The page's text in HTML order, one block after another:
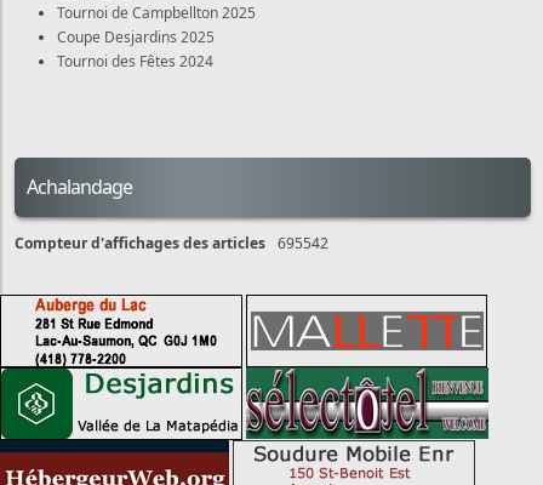
Tournoi de Campbellton 2025
Coupe Desjardins 2025
Tournoi des Fêtes 2024
Achalandage
Compteur d'affichages des articles 695542